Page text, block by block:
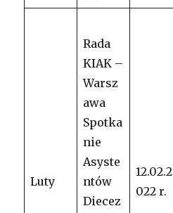
Luty
Rada
KIAK –
Warsz
awa
Spotka
nie
Asyste
ntów
Diecez
12.02.2
022 r.